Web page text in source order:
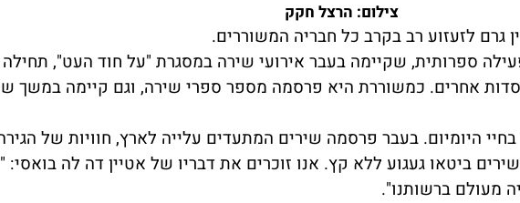
צילום: הרצל חקק
גרם לזעזוע רב בקרב כל חבריה המשוררים.
ספרותית, שקיימה בעבר אירועי שירה במסגרת "על חוד העט",
אחרים. כמשוררת היא פרסמה מספר ספרי שירה, וגם קיימה במשך
היומיום. בעבר פרסמה שירים המתעדים עלייה לארץ, חוויות של
ביטאו געגוע ללא קץ. אנו זוכרים את דבריו של אטיין דה לה בואסי:
מעולם ברשותנו".